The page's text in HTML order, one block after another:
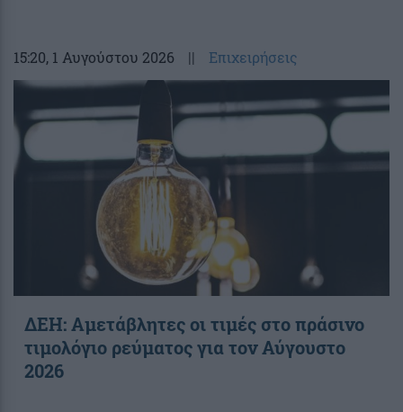
15:20, 1 Αυγούστου 2026 || Επιχειρήσεις
ΔΕΗ: Αμετάβλητες οι τιμές στο πράσινο
τιμολόγιο ρεύματος για τον Αύγουστο
2026